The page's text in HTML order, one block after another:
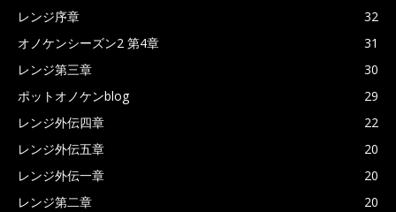
レンジ序章
32
オノケンシーズン2 第4章
31
レンジ第三章
30
ポットオノケンblog
29
レンジ外伝四章
22
レンジ外伝五章
20
レンジ外伝一章
20
レンジ第二章
20